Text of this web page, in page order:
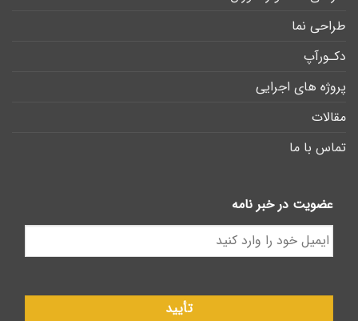
طراحی نما
دکـورآپ
پروژه های اجرایی
مقالات
تماس با ما
عضویت در خبر نامه